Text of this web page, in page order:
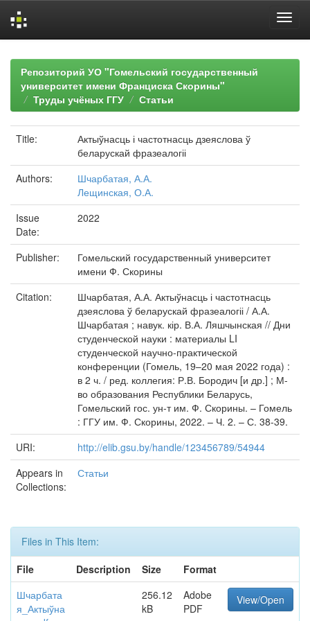
navigationРепозиторий УО "Гомельский государственный
университет имени Франциска Скорины"
Труды учёных ГГУ
Статьи
Title:
Актыўнасць і частотнасць дзеяслова ў
беларускай фразеалогіі
Authors:
Шчарбатая, А.А.
Лещинская, О.А.
Issue
Date:
2022
Publisher:
Гомельский государственный университет
имени Ф. Скорины
Citation:
Шчарбатая, А.А. Актыўнасць і частотнасць
дзеяслова ў беларускай фразеалогіі / А.А.
Шчарбатая ; навук. кір. В.А. Ляшчынская // Дни
студенческой науки : материалы LI
студенческой научно-практической
конференции (Гомель, 19–20 мая 2022 года) :
в 2 ч. / ред. коллегия: Р.В. Бородич [и др.] ; М-
во образования Республики Беларусь,
Гомельский гос. ун-т им. Ф. Скорины. – Гомель
: ГГУ им. Ф. Скорины, 2022. – Ч. 2. – С. 38-39.
URI:
http://elib.gsu.by/handle/123456789/54944
Appears in
Collections:
Статьи
Files in This Item:
File
Description Size
Format
Шчарбата
я_Актыўна
256.12
kB
Adobe
PDF
View/Open